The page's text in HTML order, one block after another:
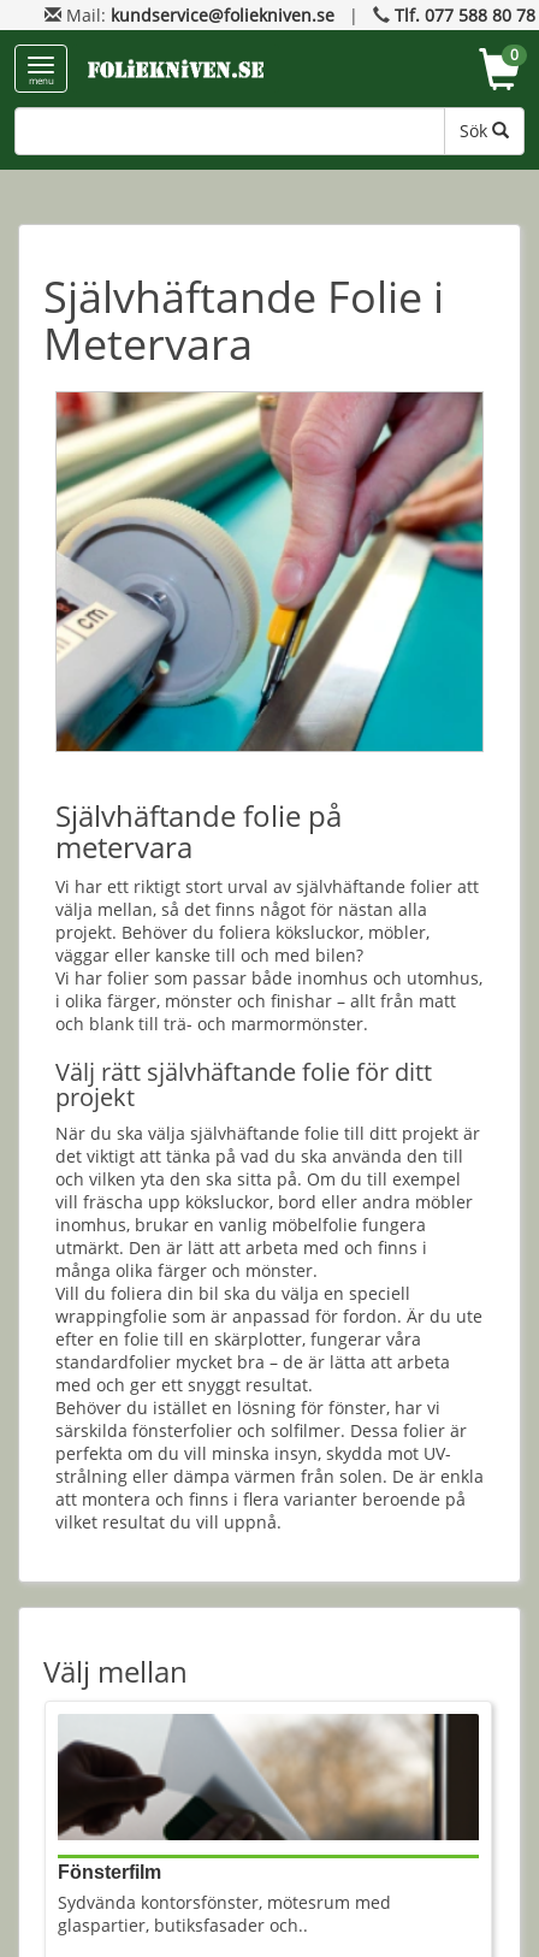
Mail: kundservice@foliekniven.se | Tlf. 077 588 80 78
menu
Sök
0
Självhäftande Folie i
Metervara
Självhäftande folie på
metervara
Vi har ett riktigt stort urval av självhäftande folier att
välja mellan, så det finns något för nästan alla
projekt. Behöver du foliera köksluckor, möbler,
väggar eller kanske till och med bilen?
Vi har folier som passar både inomhus och utomhus,
i olika färger, mönster och finishar – allt från matt
och blank till trä- och marmormönster.
Välj rätt självhäftande folie för ditt
projekt
När du ska välja självhäftande folie till ditt projekt är
det viktigt att tänka på vad du ska använda den till
och vilken yta den ska sitta på. Om du till exempel
vill fräscha upp köksluckor, bord eller andra möbler
inomhus, brukar en vanlig möbelfolie fungera
utmärkt. Den är lätt att arbeta med och finns i
många olika färger och mönster.
Vill du foliera din bil ska du välja en speciell
wrappingfolie som är anpassad för fordon. Är du ute
efter en folie till en skärplotter, fungerar våra
standardfolier mycket bra – de är lätta att arbeta
med och ger ett snyggt resultat.
Behöver du istället en lösning för fönster, har vi
särskilda fönsterfolier och solfilmer. Dessa folier är
perfekta om du vill minska insyn, skydda mot UV-
strålning eller dämpa värmen från solen. De är enkla
att montera och finns i flera varianter beroende på
vilket resultat du vill uppnå.
Välj mellan
Fönsterfilm
Sydvända kontorsfönster, mötesrum med
glaspartier, butiksfasader och..